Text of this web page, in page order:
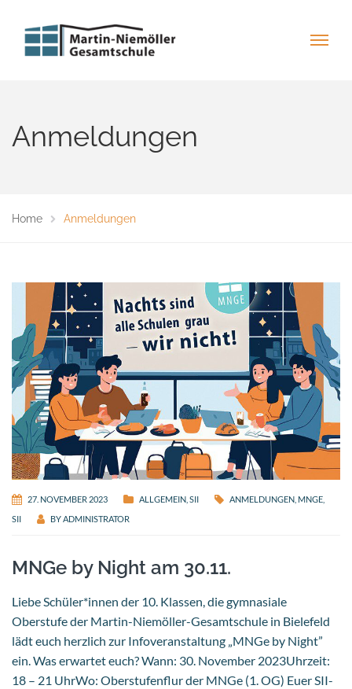
Anmeldungen
Home Anmeldungen
27. NOVEMBER 2023 ALLGEMEIN SII ANMELDUNGEN MNGE
SII
BYADMINISTRATOR
MNGe by Night am 30.11.
Liebe Schüler*innen der 10. Klassen, die gymnasiale
Oberstufe der Martin-Niemöller-Gesamtschule in Bielefeld
lädt euch herzlich zur Infoveranstaltung „MNGe by Night”
ein. Was erwartet euch? Wann: 30. November 2023Uhrzeit:
18 – 21 UhrWo: Oberstufenflur der MNGe (1. OG) Euer SII-